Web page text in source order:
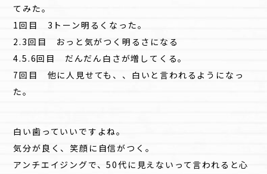
てみた。
1回目 3トーン明るくなった。
2.3回目 おっと気がつく明るさになる
4.5.6回目 だんだん白さが増してくる。
7回目 他に人見せても、、白いと言われるようになっ
た。
白い歯っていいですよね。
気分が良く、笑顔に自信がつく。
アンチエイジングで、50代に見えないって言われると心